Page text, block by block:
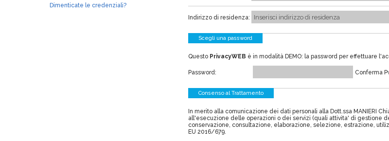
Dimenticate le credenziali?
Indirizzo di residenza:
Scegli una password
Questo PrivacyWEB è in modalità DEMO: la password per effettuare
Password: Conferma
Consenso al Trattamento
In merito alla comunicazione dei dati personali alla Dott.ssa MANIERI
all'esecuzione delle operazioni o dei servizi (quali attivita' di gestione
conservazione, consultazione, elaborazione, selezione, estrazione,
EU 2016/679.